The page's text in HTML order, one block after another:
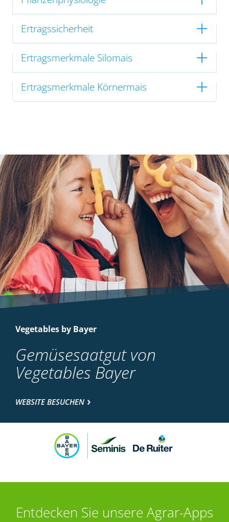
Ertragssicherheit
Ertragsmerkmale Silomais
Ertragsmerkmale Körnermais
Vegetables by Bayer
Gemüsesaatgut von
Vegetables Bayer
WEBSITE BESUCHEN
Entdecken Sie unsere Agrar-Apps